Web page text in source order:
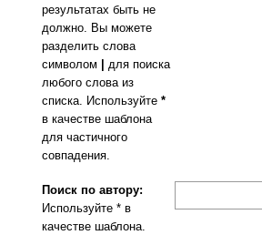
результатах быть не
должно. Вы можете
разделить слова
символом
для поиска
любого слова из
списка. Используйте*
в качестве шаблона
для частичного
совпадения.
Поиск по автору:
Используйте * в
качестве шаблона.